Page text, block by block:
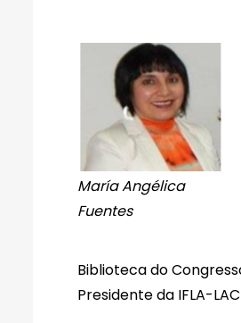
María Angélica
Fuentes
Biblioteca do
Presidente da IFLA-LAC